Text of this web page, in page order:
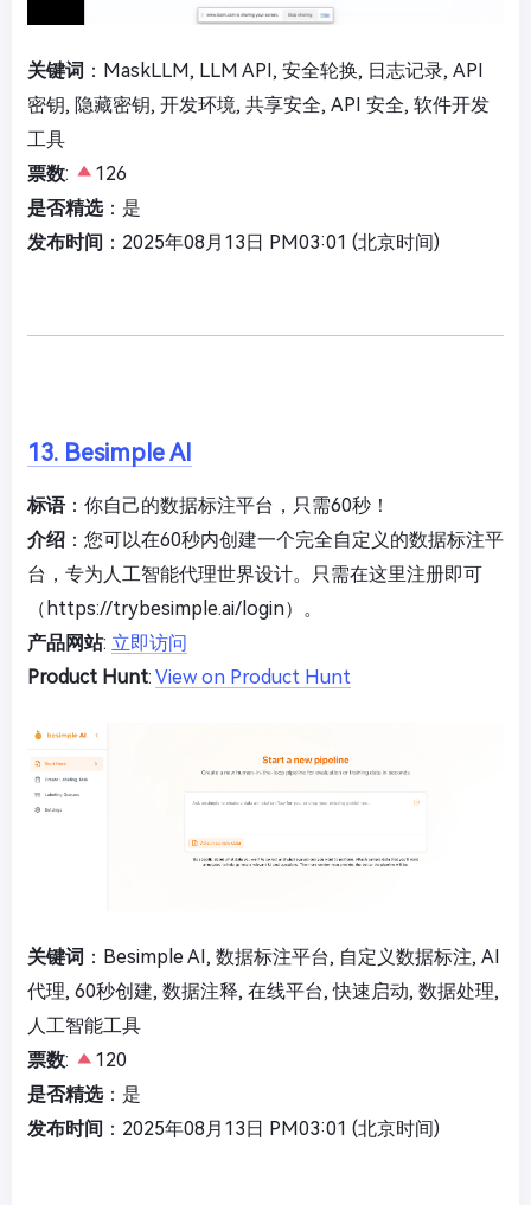
关键词 ：MaskLLM, LLM API, 安全轮换, 日志记录, API
密钥, 隐藏密钥, 开发环境, 共享安全, API 安全, 软件开发
工具
票数:
126
是否精选：是
发布时间 ：2025年08月13日 PM03:01 (北京时间)
13. Besimple AI
标语：你自己的数据标注平台，只需60秒！
介绍 ：您可以在60秒内创建一个完全自定义的数据标注平
台，专为人工智能代理世界设计。只需在这里注册即可
（https://trybesimple.ai/login）。
产品网站: 立即访问
Product Hunt: View on Product Hunt
关键词 ：Besimple AI, 数据标注平台, 自定义数据标注, AI
代理, 60秒创建, 数据注释, 在线平台, 快速启动, 数据处理,
人工智能工具
票数:
120
是否精选：是
发布时间 ：2025年08月13日 PM03:01 (北京时间)